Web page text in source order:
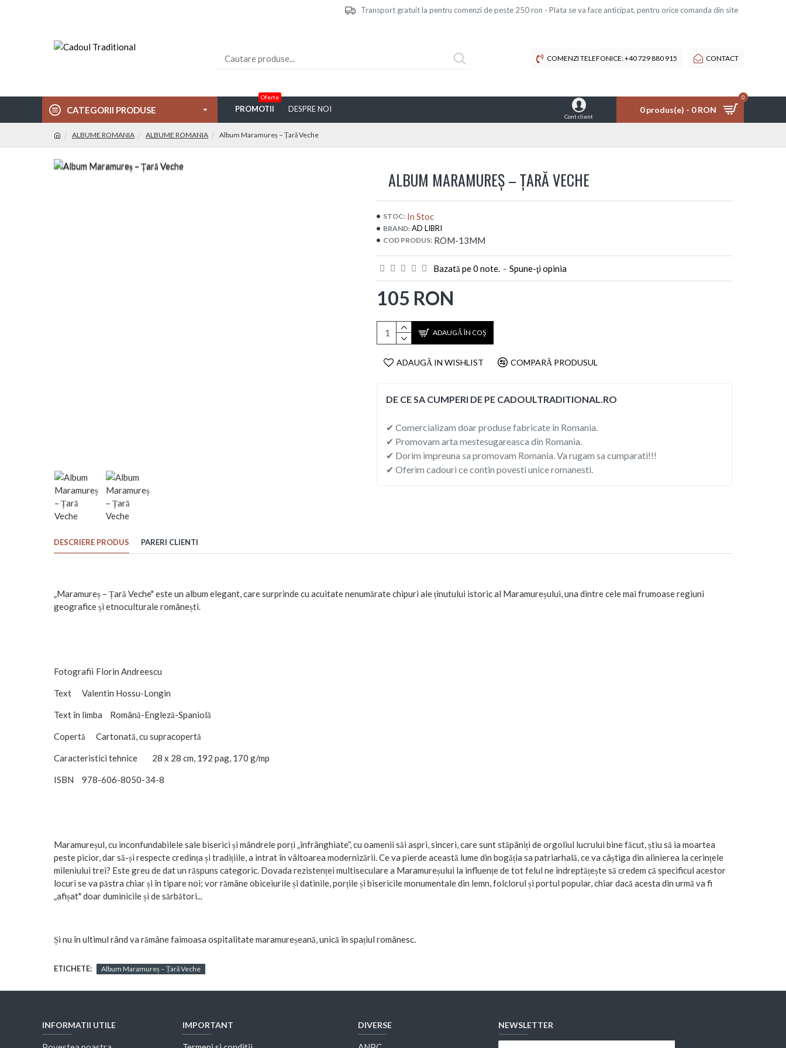
Transport gratuit la pentru comenzi de peste 250 ron - Plata se va face anticipat, pentru orice comanda din site
COMENZI TELEFONICE: +40 729 880 915 CONTACT
CATEGORII PRODUSE PROMOTII
Oferte
DESPRE NOI
Cont client
0 produs(e) - 0 RON
0
ALBUME ROMANIA ALBUME ROMANIA Album Maramureș – Țară Veche
ALBUM MARAMUREȘ – ȚARĂ VECHE
STOC: In Stoc
BRAND: AD LIBRI
COD PRODUS: ROM-13MM
Bazată pe 0 note. - Spune-ţi opinia
105 RON
ADAUGĂ ÎN COŞ
ADAUGĂ IN WISHLIST COMPARĂ PRODUSUL
DE CE SA CUMPERI DE PE CADOULTRADITIONAL.RO
✔ Comercializam doar produse fabricate in Romania.
✔ Promovam arta mestesugareasca din Romania.
✔ Dorim impreuna sa promovam Romania. Va rugam sa cumparati!!!
✔ Oferim cadouri ce contin povesti unice romanesti.
DESCRIERE PRODUS PARERI CLIENTI
„Maramureș – Țară Veche" este un album elegant, care surprinde cu acuitate nenumărate chipuri ale ținutului istoric al Maramureșului, una dintre cele mai frumoase regiuni
geografice și etnoculturale românești.
Fotografii Florin Andreescu
Text Valentin Hossu-Longin
Text în limba Română-Engleză-Spaniolă
Copertă Cartonată, cu supracopertă
Caracteristici tehnice 28 x 28 cm, 192 pag, 170 g/mp
ISBN 978-606-8050-34-8
Maramureșul, cu inconfundabilele sale biserici și mândrele porți „înfrânghiate”, cu oamenii săi aspri, sinceri, care sunt stăpâniți de orgoliul lucrului bine făcut, știu să ia moartea
peste picior, dar să-și respecte credința și tradițiile, a intrat în vâltoarea modernizării. Ce va pierde această lume din bogăția sa patriarhală, ce va câștiga din alinierea la cerințele
mileniului trei? Este greu de dat un răspuns categoric. Dovada rezistenței multiseculare a Maramureșului la influențe de tot felul ne îndreptățește să credem că specificul acestor
locuri se va păstra chiar și în tipare noi; vor rămâne obiceiurile și datinile, porțile și bisericile monumentale din lemn, folclorul și portul popular, chiar dacă acesta din urmă va fi
„afișat" doar duminicile și de sărbători...
Și nu în ultimul rând va rămâne faimoasa ospitalitate maramureșeană, unică în spațiul românesc.
ETICHETE: Album Maramureș – Țară Veche
INFORMATII UTILE IMPORTANT DIVERSE NEWSLETTER